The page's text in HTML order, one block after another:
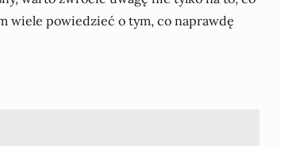
wiele powiedzieć o tym, co naprawdę